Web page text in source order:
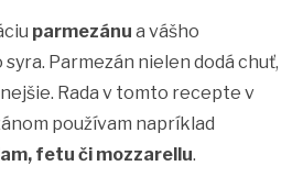
parmezánu a vášho
Parmezán nielen dodá chuť,
Rada v tomto recepte v
používam napríklad
fetu či mozzarellu.